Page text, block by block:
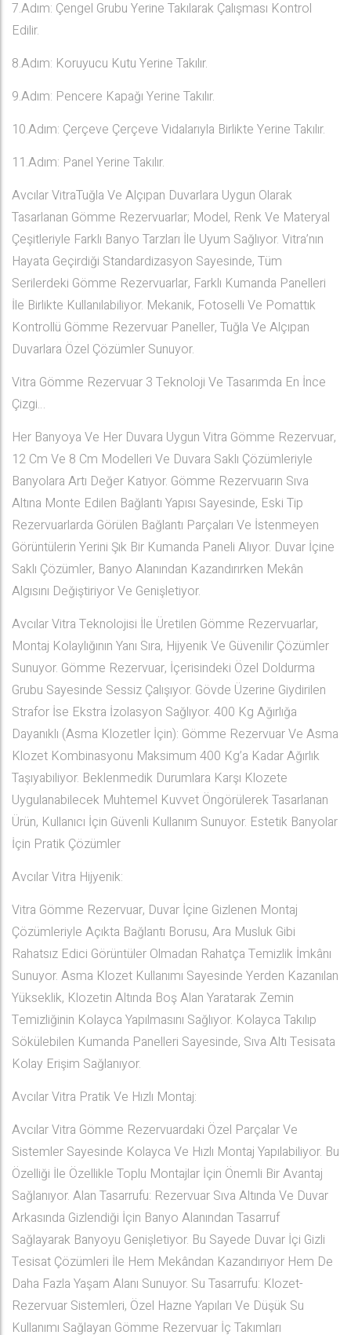
7.Adım: Çengel Grubu Yerine Takılarak Çalışması Kontrol
Edilir.
8.Adım: Koruyucu Kutu Yerine Takılır.
9.Adım: Pencere Kapağı Yerine Takılır.
10.Adım: Çerçeve Çerçeve Vidalarıyla Birlikte Yerine Takılır.
11.Adım: Panel Yerine Takılır.
Avcılar VitraTuğla Ve Alçıpan Duvarlara Uygun Olarak
Tasarlanan Gömme Rezervuarlar; Model, Renk Ve Materyal
Çeşitleriyle Farklı Banyo Tarzları İle Uyum Sağlıyor. Vitra’nın
Hayata Geçirdiği Standardizasyon Sayesinde, Tüm
Serilerdeki Gömme Rezervuarlar, Farklı Kumanda Panelleri
İle Birlikte Kullanılabiliyor. Mekanik, Fotoselli Ve Pomattık
Kontrollü Gömme Rezervuar Paneller, Tuğla Ve Alçıpan
Duvarlara Özel Çözümler Sunuyor.
Vitra Gömme Rezervuar 3 Teknoloji Ve Tasarımda En İnce
Çizgi…
Her Banyoya Ve Her Duvara Uygun Vitra Gömme Rezervuar,
12 Cm Ve 8 Cm Modelleri Ve Duvara Saklı Çözümleriyle
Banyolara Artı Değer Katıyor. Gömme Rezervuarın Sıva
Altına Monte Edilen Bağlantı Yapısı Sayesinde, Eski Tip
Rezervuarlarda Görülen Bağlantı Parçaları Ve İstenmeyen
Görüntülerin Yerini Şık Bir Kumanda Paneli Alıyor. Duvar İçine
Saklı Çözümler, Banyo Alanından Kazandırırken Mekân
Algısını Değiştiriyor Ve Genişletiyor.
Avcılar Vitra Teknolojisi İle Üretilen Gömme Rezervuarlar,
Montaj Kolaylığının Yanı Sıra, Hijyenik Ve Güvenilir Çözümler
Sunuyor. Gömme Rezervuar, İçerisindeki Özel Doldurma
Grubu Sayesinde Sessiz Çalışıyor. Gövde Üzerine Giydirilen
Strafor İse Ekstra İzolasyon Sağlıyor. 400 Kg Ağırlığa
Dayanıklı (Asma Klozetler İçin): Gömme Rezervuar Ve Asma
Klozet Kombinasyonu Maksimum 400 Kg’a Kadar Ağırlık
Taşıyabiliyor. Beklenmedik Durumlara Karşı Klozete
Uygulanabilecek Muhtemel Kuvvet Öngörülerek Tasarlanan
Ürün, Kullanıcı İçin Güvenli Kullanım Sunuyor. Estetik Banyolar
İçin Pratik Çözümler
Avcılar Vitra Hijyenik:
Vitra Gömme Rezervuar, Duvar İçine Gizlenen Montaj
Çözümleriyle Açıkta Bağlantı Borusu, Ara Musluk Gibi
Rahatsız Edici Görüntüler Olmadan Rahatça Temizlik İmkânı
Sunuyor. Asma Klozet Kullanımı Sayesinde Yerden Kazanılan
Yükseklik, Klozetin Altında Boş Alan Yaratarak Zemin
Temizliğinin Kolayca Yapılmasını Sağlıyor. Kolayca Takılıp
Sökülebilen Kumanda Panelleri Sayesinde, Sıva Altı Tesisata
Kolay Erişim Sağlanıyor.
Avcılar Vitra Pratik Ve Hızlı Montaj:
Avcılar Vitra Gömme Rezervuardaki Özel Parçalar Ve
Sistemler Sayesinde Kolayca Ve Hızlı Montaj Yapılabiliyor. Bu
Özelliği İle Özellikle Toplu Montajlar İçin Önemli Bir Avantaj
Sağlanıyor. Alan Tasarrufu: Rezervuar Sıva Altında Ve Duvar
Arkasında Gizlendiği İçin Banyo Alanından Tasarruf
Sağlayarak Banyoyu Genişletiyor. Bu Sayede Duvar İçi Gizli
Tesisat Çözümleri İle Hem Mekândan Kazandırıyor Hem De
Daha Fazla Yaşam Alanı Sunuyor. Su Tasarrufu: Klozet-
Rezervuar Sistemleri, Özel Hazne Yapıları Ve Düşük Su
Kullanımı Sağlayan Gömme Rezervuar İç Takımları